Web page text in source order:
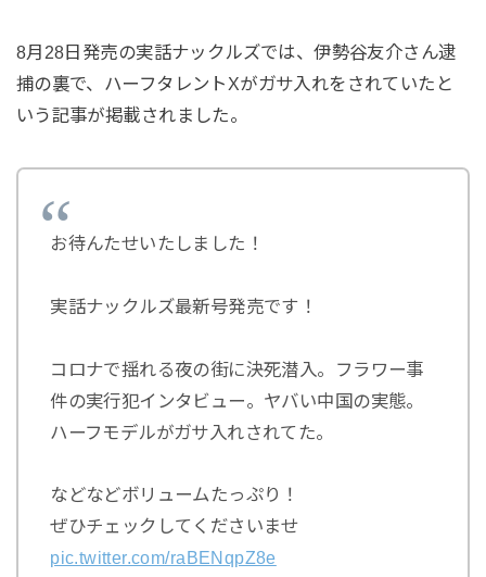
8月28日発売の実話ナックルズでは、伊勢谷友介さん逮
捕の裏で、ハーフタレントXがガサ入れをされていたと
いう記事が掲載されました。
お待んたせいたしました！
実話ナックルズ最新号発売です！
コロナで揺れる夜の街に決死潜入。フラワー事
件の実行犯インタビュー。ヤバい中国の実態。
ハーフモデルがガサ入れされてた。
などなどボリュームたっぷり！
ぜひチェックしてくださいませ
pic.twitter.com/raBENqpZ8e